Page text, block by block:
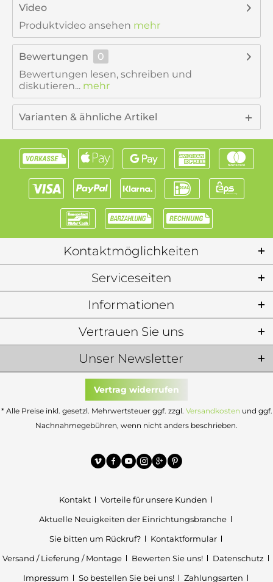
Video
Produktvideo ansehen mehr
Bewertungen
0
Bewertungen lesen, schreiben und
diskutieren... mehr
Varianten & ähnliche Artikel
Kontaktmöglichkeiten
Serviceseiten
Informationen
Unser Newsletter
Vertrauen Sie uns
Vertrag widerrufen
* Alle Preise inkl. gesetzl. Mehrwertsteuer ggf. zzgl. Versandkosten und ggf.
Nachnahmegebühren, wenn nicht anders beschrieben.
Kontakt
Vorteile für unsere Kunden
Aktuelle Neuigkeiten der Einrichtungsbranche
Sie bitten um Rückruf?
Kontaktformular
Versand / Lieferung / Montage
Bewerten Sie uns!
Datenschutz
Impressum
So bestellen Sie bei uns! Zahlungsarten